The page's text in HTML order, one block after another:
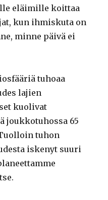
eläimille koittaa
kun ihmiskuta on
minne päivä ei
tuhoaa
lajien
kuolivat
joukkotuhossa 65
tuhon
iskenyt suuri